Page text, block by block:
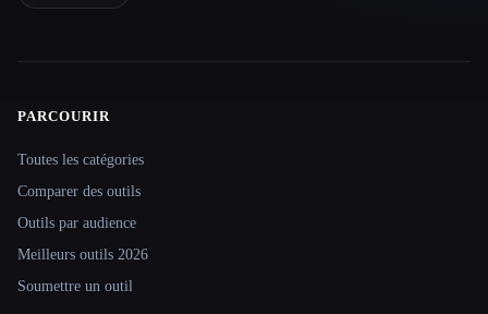
Site navigation
PARCOURIR
Toutes les catégories
Comparer des outils
Outils par audience
Meilleurs outils 2026
Soumettre un outil